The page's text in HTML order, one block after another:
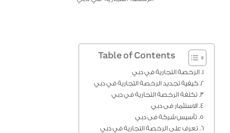
Table of Contents
الرخصة التجارية في دبي
كيفية تجديد الرخصة التجارية في دبي
تكلفة الرخصة التجارية في دبي
الاستثمار فى دبي
تأسيس شركة فى دبي
تعرف على الرخصة التجارية في دبي